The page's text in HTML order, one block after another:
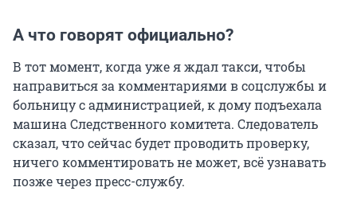
А что говорят официально?
В тот момент, когда уже я ждал такси, чтобы
направиться за комментариями в соцслужбы и
больницу с администрацией, к дому подъехала
машина Следственного комитета. Следователь
сказал, что сейчас будет проводить проверку,
ничего комментировать не может, всё узнавать
позже через пресс-службу.